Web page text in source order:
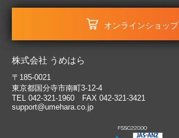
オンラインショップ
株式会社 うめはら
〒185-0021
東京都国分寺市南町3-12-4
TEL 042-321-1960 FAX 042-321-3421
support@umehara.co.jp